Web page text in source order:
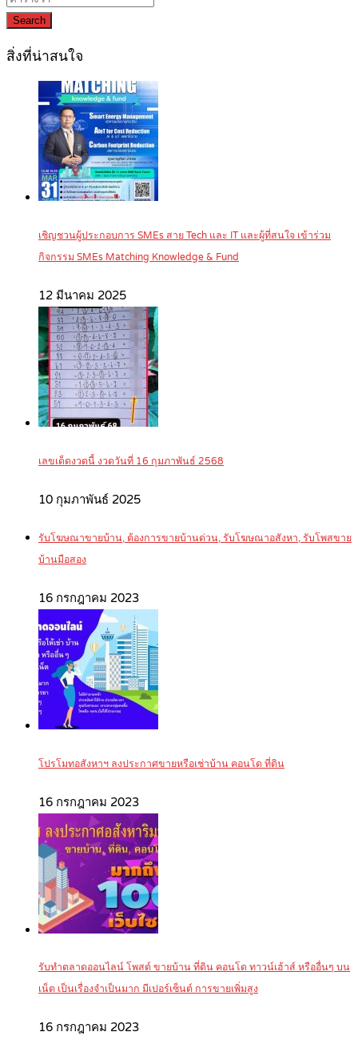
Search
สิ่งที่น่าสนใจ
เชิญชวนผู้ประกอบการ SMEs สาย Tech และ IT และผู้ที่สนใจ เข้าร่วม
กิจกรรม SMEs Matching Knowledge & Fund
12 มีนาคม 2025
เลขเด็ดงวดนี้ งวดวันที่ 16 กุมภาพันธ์ 2568
10 กุมภาพันธ์ 2025
รับโฆษณาขายบ้าน, ต้องการขายบ้านด่วน, รับโฆษณาอสังหา, รับโพสขาย
บ้านมือสอง
16 กรกฎาคม 2023
โปรโมทอสังหาฯ ลงประกาศขายหรือเช่าบ้าน คอนโด ที่ดิน
16 กรกฎาคม 2023
รับทำตลาดออนไลน์ โพสต์ ขายบ้าน ที่ดิน คอนโด ทาวน์เฮ้าส์ หรืออื่นๆ บน
เน็ต เป็นเรื่องจำเป็นมาก มีเปอร์เซ็นต์ การขายเพิ่มสูง
16 กรกฎาคม 2023